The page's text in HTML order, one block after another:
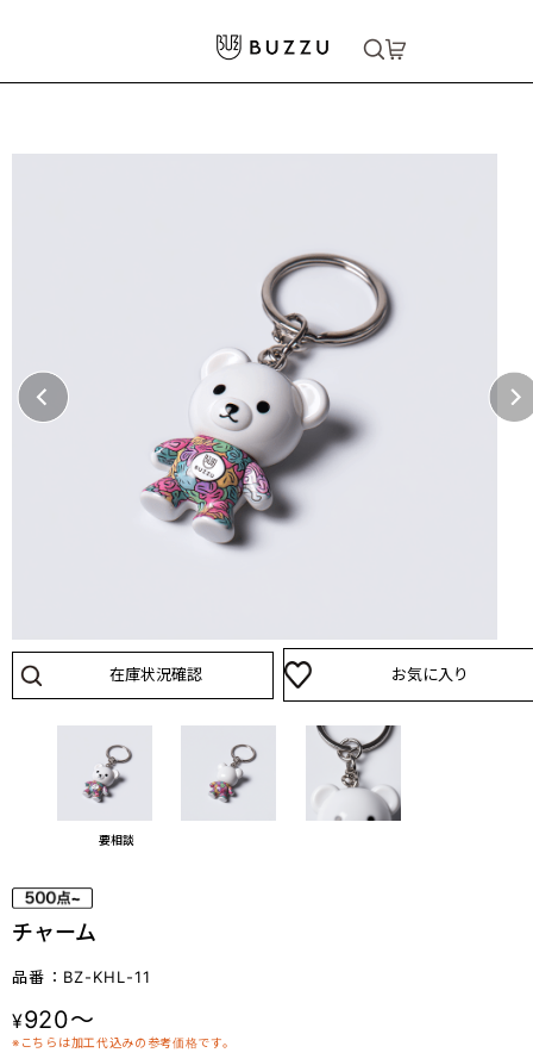
キーホルダー >チャーム
在庫状況確認 お気に入り
要相談
チャーム
品番：BZ-KHL-11
¥920～
※こちらは加工代込みの参考価格です。